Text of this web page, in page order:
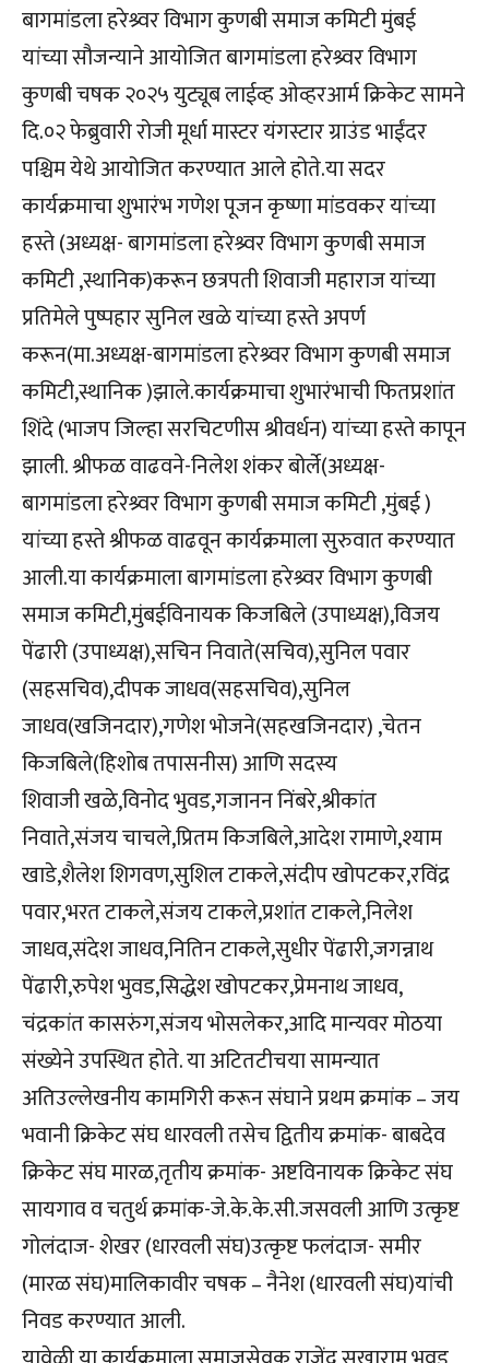
बागमांडला हरेश्र्वर विभाग कुणबी समाज कमिटी मुंबई
यांच्या सौजन्याने आयोजित बागमांडला हरेश्र्वर विभाग
कुणबी चषक २०२५ युट्यूब लाईव्ह ओव्हरआर्म क्रिकेट सामने
दि.०२ फेब्रुवारी रोजी मूर्धा मास्टर यंगस्टार ग्राउंड भाईंदर
पश्चिम येथे आयोजित करण्यात आले होते.या सदर
कार्यक्रमाचा शुभारंभ गणेश पूजन कृष्णा मांडवकर यांच्या
हस्ते (अध्यक्ष- बागमांडला हरेश्र्वर विभाग कुणबी समाज
कमिटी ,स्थानिक)करून छत्रपती शिवाजी महाराज यांच्या
प्रतिमेले पुष्पहार सुनिल खळे यांच्या हस्ते अपर्ण
करून(मा.अध्यक्ष-बागमांडला हरेश्र्वर विभाग कुणबी समाज
कमिटी,स्थानिक )झाले.कार्यक्रमाचा शुभारंभाची फितप्रशांत
शिंदे (भाजप जिल्हा सरचिटणीस श्रीवर्धन) यांच्या हस्ते कापून
झाली. श्रीफळ वाढवने-निलेश शंकर बोर्ले(अध्यक्ष-
बागमांडला हरेश्र्वर विभाग कुणबी समाज कमिटी ,मुंबई )
यांच्या हस्ते श्रीफळ वाढवून कार्यक्रमाला सुरुवात करण्यात
आली.या कार्यक्रमाला बागमांडला हरेश्र्वर विभाग कुणबी
समाज कमिटी,मुंबईविनायक किजबिले (उपाध्यक्ष),विजय
पेंढारी (उपाध्यक्ष),सचिन निवाते(सचिव),सुनिल पवार
(सहसचिव),दीपक जाधव(सहसचिव),सुनिल
जाधव(खजिनदार),गणेश भोजने(सहखजिनदार) ,चेतन
किजबिले(हिशोब तपासनीस) आणि सदस्य
शिवाजी खळे,विनोद भुवड,गजानन निंबरे,श्रीकांत
निवाते,संजय चाचले,प्रितम किजबिले,आदेश रामाणे,श्याम
खाडे,शैलेश शिगवण,सुशिल टाकले,संदीप खोपटकर,रविंद्र
पवार,भरत टाकले,संजय टाकले,प्रशांत टाकले,निलेश
जाधव,संदेश जाधव,नितिन टाकले,सुधीर पेंढारी,जगन्नाथ
पेंढारी,रुपेश भुवड,सिद्धेश खोपटकर,प्रेमनाथ जाधव,
चंद्रकांत कासरुंग,संजय भोसलेकर,आदि मान्यवर मोठया
संख्येने उपस्थित होते. या अटितटीचया सामन्यात
अतिउल्लेखनीय कामगिरी करून संघाने प्रथम क्रमांक – जय
भवानी क्रिकेट संघ धारवली तसेच द्वितीय क्रमांक- बाबदेव
क्रिकेट संघ मारळ,तृतीय क्रमांक- अष्टविनायक क्रिकेट संघ
सायगाव व चतुर्थ क्रमांक-जे.के.के.सी.जसवली आणि उत्कृष्ट
गोलंदाज- शेखर (धारवली संघ)उत्कृष्ट फलंदाज- समीर
(मारळ संघ)मालिकावीर चषक – नैनेश (धारवली संघ)यांची
निवड करण्यात आली.